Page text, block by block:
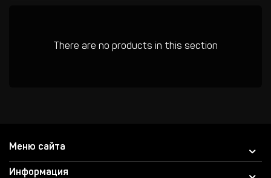
There are no products in this section
Меню сайта
Информация